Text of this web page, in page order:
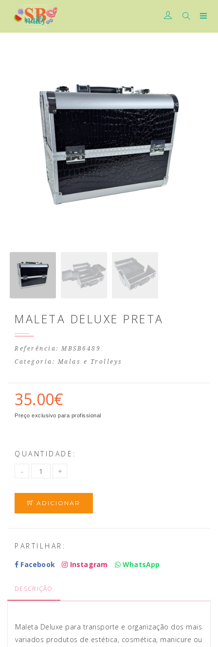
MALETA DELUXE PRETA
Referência: MBSB6489
Categoria: Malas e Trolleys
35.00€
Preço exclusivo para profissional
QUANTIDADE:
ADICIONAR
PARTILHAR:
Facebook
Instagram WhatsApp
DESCRIÇÃO
Maleta Deluxe para transporte e organização dos mais
variados produtos de estética, cosmética, manicure ou